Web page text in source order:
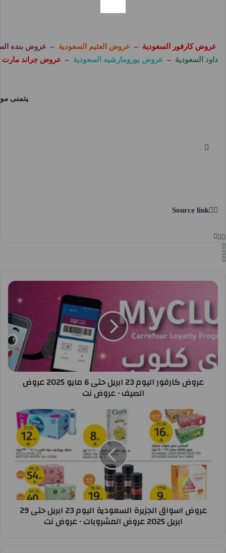
عروض كارفور السعودية – عروض العثيم السعودية – عروض بنده
داود السعودية
– عروض يورومارشيه السعودية – عروض جراند مارت
يتمنى
Source link
عروض كارفور اليوم 23 ابريل حتى 6 مايو 2025 عروض
الصيف • عروض نت
عروض اسواق الجزيرة السعودية اليوم 23 ابريل حتى 29
ابريل 2025 عروض المشروبات • عروض نت